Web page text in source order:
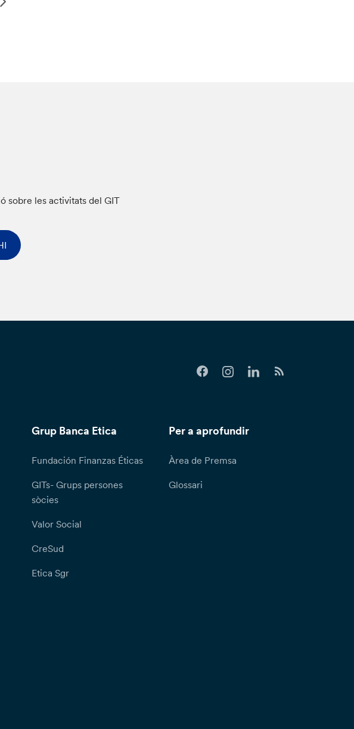
sobre les activitats del GIT
Grup Banca Etica
Fundación Finanzas Éticas
GITs- Grups persones
sòcies
Valor Social
CreSud
Etica Sgr
Per a aprofundir
Àrea de Premsa
Glossari